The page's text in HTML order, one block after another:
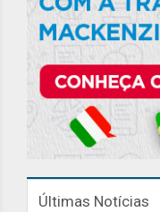
Últimas Notícias